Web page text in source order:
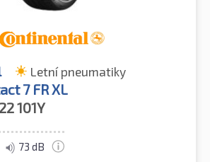
Letní pneumatiky
7 FR XL
101Y
73 dB